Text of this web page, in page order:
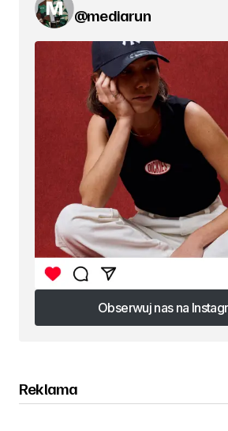
@mediarun
Obserwuj nas na
Obserwuj nas na
Reklama